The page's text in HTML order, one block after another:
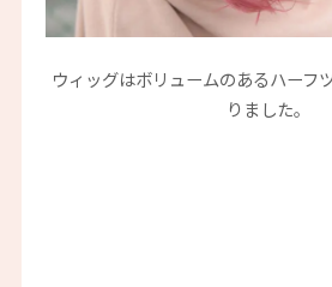
ウィッグはボリュームのあるハーフ
りました。